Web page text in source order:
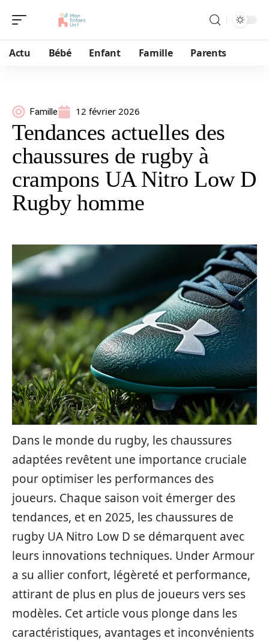
Actu Bébé Enfant Famille Parents
Famille 12 février 2026
Tendances actuelles des
chaussures de rugby à
crampons UA Nitro Low D
Rugby homme
Dans le monde du rugby, les chaussures
adaptées revêtent une importance cruciale
pour optimiser les performances des
joueurs. Chaque saison voit émerger des
tendances, et en 2025, les chaussures de
rugby UA Nitro Low D se démarquent avec
leurs innovations techniques. Under Armour
a su allier confort, légèreté et performance,
attirant de plus en plus de joueurs vers ses
modèles. Cet article vous plonge dans les
caractéristiques, avantages et inconvénients